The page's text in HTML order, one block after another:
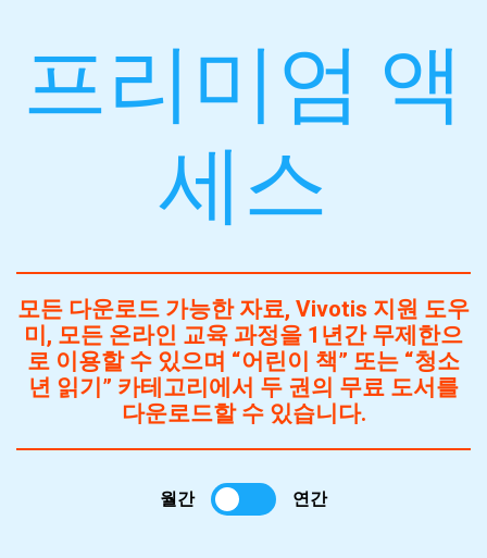
프리미엄 액
세스
모든 다운로드 가능한 자료, Vivotis 지원 도우
미, 모든 온라인 교육 과정을 1년간 무제한으
로 이용할 수 있으며 “어린이 책” 또는 “청소
년 읽기” 카테고리에서 두 권의 무료 도서를
다운로드할 수 있습니다.
월간 연간